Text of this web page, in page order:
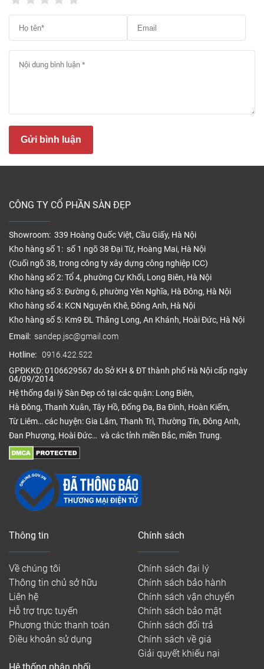
Quy cách: 1 hộp = 6 tấm = 2,1m2
cao cấp giá rẻ KM 5-30%
Ván sàn nhựa Royal Ctystal đã trở lên phổ biến và là
một trong những xu hướng đáng chú ý nhất trong
việc thi công lắp đặt sàn nhà là do các thiết kế độc
1. Dễ bảo trì, bảo dưỡng
Một trong những lý do chính tại sao hầu hết các chủ
nhà chọn sàn nhựa hèm khóa Royal Ctystal là vì nó
không tốn nhiều chi phí bảo trì, bảo dưỡng.
Sàn nhựa Royal giá rẻ rất dễ vệ sinh làm sạch và
không giống như sàn gỗ tự nhiên hay sàn gỗ công
nghiệp, bạn không phải lo lắng về việc hư hỏng do
nước hay phải đánh bóng, chà nhám hoặc sơn lại
sàn vài năm một lần.
2. Đa dạng phong cách thiết kế
Sàn nhựa Royal Ctystal mã rcfw104 màu sắc đẹp dễ
kết hợp nội thất
Đáng chú ý của vật liệu sàn nhựa này là chúng rất
nhiều thiết kế đẹp, độc đáo. Màu sắc tự nhiên, dễ
kết hợp các phong cách thiết kế nội thất. Khách
hàng dễ dàng lựa chọn được ván sàn phù hợp yêu
thích khi nhìn thấy mẫu mã của chúng, cũng như
các deco hay các dự án khi đã thực hiện.
Gửi bình luận
CÔNG TY CỔ PHẦN SÀN ĐẸP
Showroom: 339 Hoàng Quốc Việt, Cầu Giấy, Hà Nội
Kho hàng số 1: số 1 ngõ 38 Đại Từ, Hoàng Mai, Hà Nội
(Cuối ngõ 38, trong công ty xây dựng công nghiệp ICC)
Kho hàng số 2: Tổ 4, phường Cự Khối, Long Biên, Hà Nội
Kho hàng số 3: Đường 6, phường Yên Nghĩa, Hà Đông, Hà Nội
Kho hàng số 4: KCN Nguyên Khê, Đông Anh, Hà Nội
Kho hàng số 5: Km9 ĐL Thăng Long, An Khánh, Hoài Đức, Hà Nội
Email: sandep.jsc@gmail.com
Hotline: 0916.422.522
GPĐKKD: 0106629567 do Sở KH & ĐT thành phố Hà Nội cấp ngày
04/09/2014
Hệ thống đại lý Sàn Đẹp có tại các quận: Long Biên,
Hà Đông, Thanh Xuân, Tây Hồ, Đống Đa, Ba Đình, Hoàn Kiếm,
Từ Liêm… các huyện: Gia Lâm, Thanh Trì, Thường Tín, Đông Anh,
Đan Phượng, Hoài Đức… và các tỉnh miền Bắc, miền Trung.
Thông tin
Về chúng tôi
Thông tin chủ sở hữu
Liên hệ
Hỗ trợ trực tuyến
Phương thức thanh toán
Điều khoản sử dụng
Chính sách
Chính sách đại lý
Chính sách bảo hành
Chính sách vận chuyển
Chính sách bảo mật
Chính sách đổi trả
Chính sách về giá
Giải quyết khiếu nại